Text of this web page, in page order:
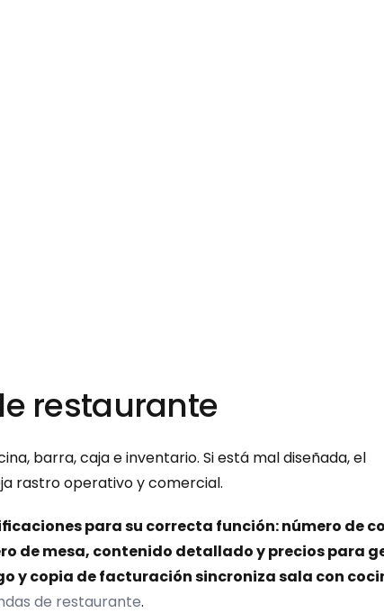
restaurante
barra, caja e inventario. Si está mal diseñada, el
rastro operativo y comercial.
para su correcta función: número de
de mesa, contenido detallado y precios para
y copia de facturación sincroniza sala con
de restaurante.